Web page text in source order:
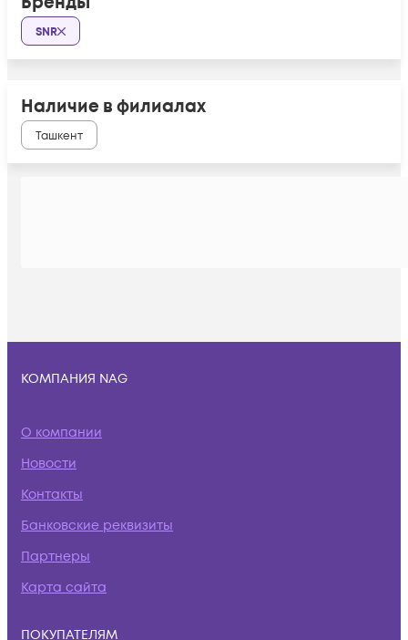
SNR
Наличие в филиалах
Ташкент
КОМПАНИЯ NAG
О компании
Новости
Контакты
Банковские реквизиты
Партнеры
Карта сайта
ПОКУПАТЕЛЯМ